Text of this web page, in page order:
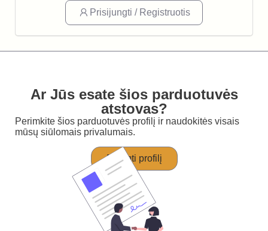
Prisijungti / Registruotis
Ar Jūs esate šios parduotuvės
atstovas?
Perimkite šios parduotuvės profilį ir naudokitės visais
mūsų siūlomais privalumais.
Perimti profilį